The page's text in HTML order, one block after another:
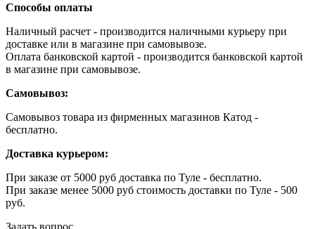
Способы оплаты
Наличный расчет - производится наличными курьеру при
доставке или в магазине при самовывозе.
Оплата банковской картой - производится банковской картой
в магазине при самовывозе.
Самовывоз:
Самовывоз товара из фирменных магазинов Катод -
бесплатно.
Доставка курьером:
При заказе от 5000 руб доставка по Туле - бесплатно.
При заказе менее 5000 руб стоимость доставки по Туле - 500
руб.
Задать вопрос